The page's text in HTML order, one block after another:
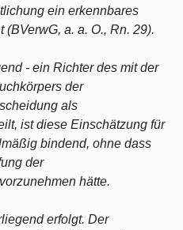
ein erkennbares
a. a. O., Rn. 29).
- ein Richter des mit der
der
als
ist diese Einschätzung für
bindend, ohne dass
der
hätte.
erfolgt. Der